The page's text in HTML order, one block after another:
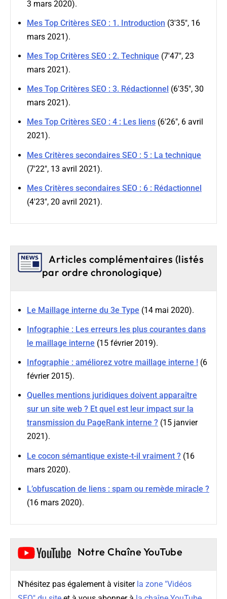
3 mars 2020).
Mes Top Critères SEO : 1. Introduction (3'35", 16
mars 2021).
Mes Top Critères SEO : 2. Technique (7'47", 23
mars 2021).
Mes Top Critères SEO : 3. Rédactionnel (6'35", 30
mars 2021).
Mes Top Critères SEO : 4 : Les liens(6'26", 6 avril
2021).
Mes Critères secondaires SEO : 5 : La technique
(7'22", 13 avril 2021).
Mes Critères secondaires SEO : 6 : Rédactionnel
(4'23", 20 avril 2021).
Articles complémentaires (listés
par ordre chronologique)
Le Maillage interne du 3e Type (14 mai 2020).
Infographie : Les erreurs les plus courantes dans
le maillage interne (15 février 2019).
Infographie : améliorez votre maillage interne !(6
février 2015).
Quelles mentions juridiques doivent apparaître
sur un site web ? Et quel est leur impact sur la
transmission du PageRank interne ?(15 janvier
2021).
Le cocon sémantique existe-t-il vraiment ?(16
mars 2020).
L’obfuscation de liens : spam ou remède miracle ?
(16 mars 2020).
Notre Chaîne YouTube
N'hésitez pas également à visiter la zone "Vidéos